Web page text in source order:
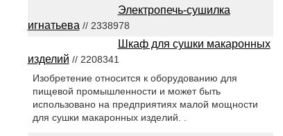
Электропечь-сушилка
игнатьева // 2338978
Шкаф для сушки макаронных
изделий // 2208341
Изобретение относится к оборудованию для
пищевой промышленности и может быть
использовано на предприятиях малой мощности
для сушки макаронных изделий. .